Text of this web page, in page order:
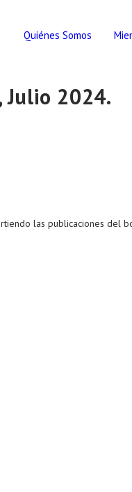
Quiénes Somos
Julio 2024.
las publicaciones del